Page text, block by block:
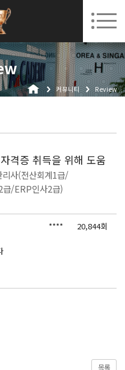
개강 08. 12.(수)
원가입 고객센터
커뮤니티 Review
격증 취득을 위해 도움
사(전산회계1급/
급/ERP인사2급)
**** 20,844회
목록
레빗(REVIT))실무자 양성과정
)
2급/FAT1급/TAT2급]